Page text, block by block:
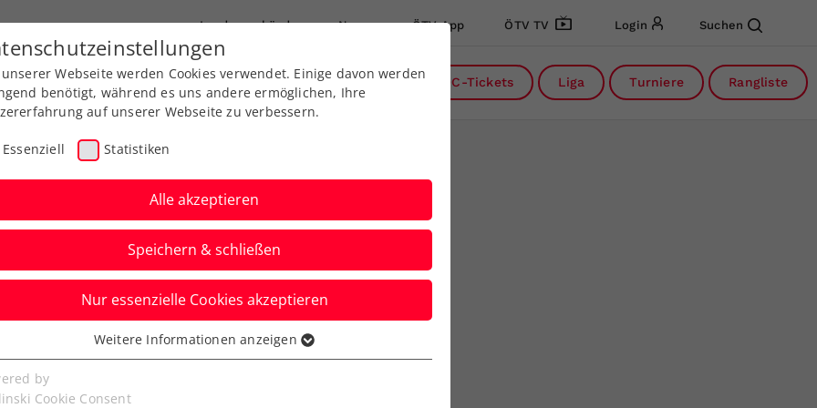
Landesverbände News ÖTV App ÖTV TV Login Suchen
Ausbildung Services Über uns DC-Tickets Liga Turniere Rangliste
Linz mit
Webseite werden Cookies verwendet. Einige davon werden
benötigt, während es uns andere ermöglichen, Ihre
auf unserer Webseite zu verbessern.
Essenziell Statistiken
Alle akzeptieren
Speichern & schließen
Nur essenzielle Cookies akzeptieren
Cookies werden für grundlegende Funktionen der
benötigt. Dadurch ist gewährleistet, dass die Webseite
Weitere Informationen anzeigen
by
Cookie Consent